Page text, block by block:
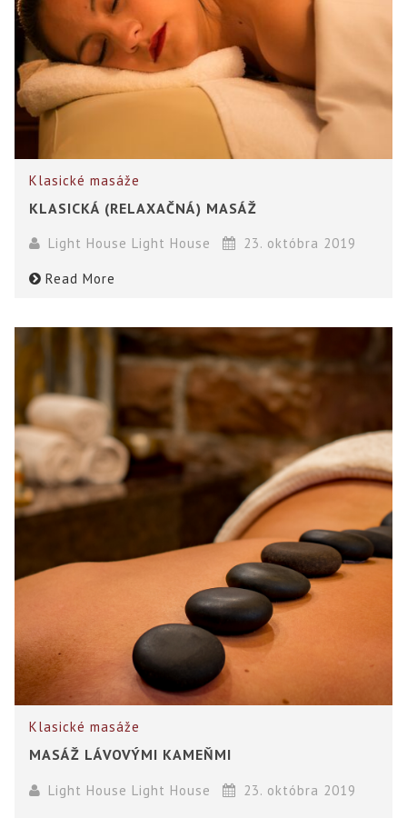
Klasické masáže
KLASICKÁ (RELAXAČNÁ) MASÁŽ
Light House Light House 23. októbra 2019
Read More
Klasické masáže
MASÁŽ LÁVOVÝMI KAMEŇMI
Light House Light House 23. októbra 2019